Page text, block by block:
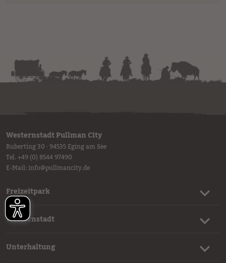
Westernstadt Pullman City
Ruberting 30 · 94535 Eging am See
Tel. +49 (0) 8544 97490
E-Mail:info@pullmancity.de
Freizeitpark
Westernstadt
Unterhaltung